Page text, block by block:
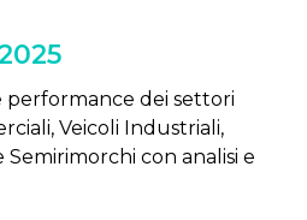
dei settori
Veicoli Industriali,
con analisi e